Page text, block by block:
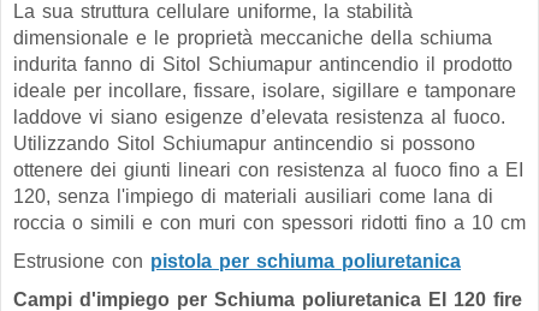
La sua struttura cellulare uniforme, la stabilità
dimensionale e le proprietà meccaniche della schiuma
indurita fanno di Sitol Schiumapur antincendio il prodotto
ideale per incollare, fissare, isolare, sigillare e tamponare
laddove vi siano esigenze d’elevata resistenza al fuoco.
Utilizzando Sitol Schiumapur antincendio si possono
ottenere dei giunti lineari con resistenza al fuoco fino a EI
120, senza l'impiego di materiali ausiliari come lana di
roccia o simili e con muri con spessori ridotti fino a 10 cm
Estrusione con pistola per schiuma poliuretanica
Campi d'impiego per Schiuma poliuretanica EI 120 fire